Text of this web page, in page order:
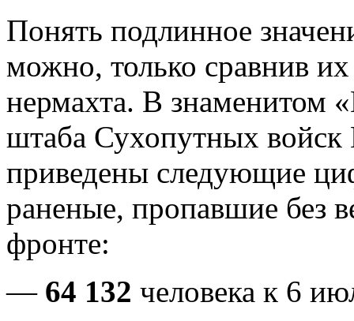
Понять подлинное
можно, только сравнив
нермахта. В знаменитом
штаба Сухопутных
приведены следующие
раненые, пропавшие без
фронте:
— 64 132 человека к 6